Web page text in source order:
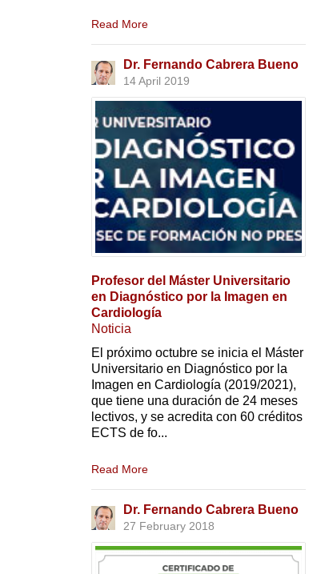
Read More
Dr. Fernando Cabrera Bueno
14 April 2019
Profesor del Máster Universitario
en Diagnóstico por la Imagen en
Cardiología
Noticia
El próximo octubre se inicia el Máster
Universitario en Diagnóstico por la
Imagen en Cardiología (2019/2021),
que tiene una duración de 24 meses
lectivos, y se acredita con 60 créditos
ECTS de fo...
Read More
Dr. Fernando Cabrera Bueno
27 February 2018